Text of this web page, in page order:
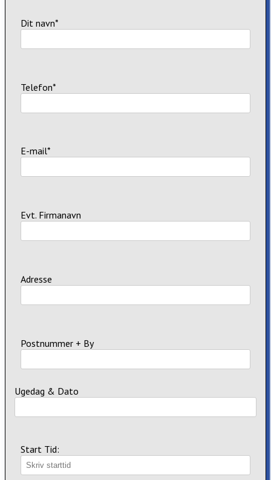
Dit navn*
Telefon*
E-mail*
Evt. Firmanavn
Adresse
Postnummer + By
Ugedag & Dato
Start Tid: